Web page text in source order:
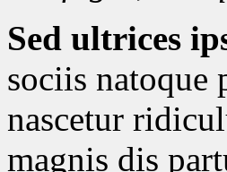
Sed ultrices
sociis natoque
nascetur
magnis dis